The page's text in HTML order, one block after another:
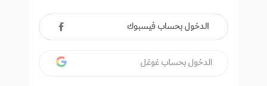
الدخول بحساب فيسبوك
الدخول بحساب غوغل